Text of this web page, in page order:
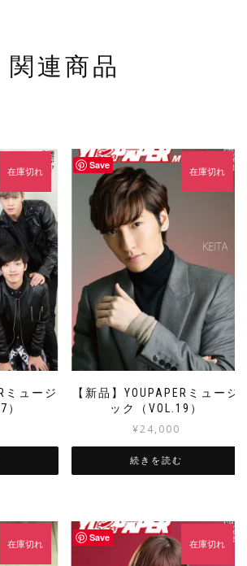
関連商品
ミュージ
）
在庫切れ
Save
【新品】YOUPAPERミュージ
ック（VOL.19）
¥24,000
在庫切れ
続きを読む
在庫切れ
Save
在庫切れ